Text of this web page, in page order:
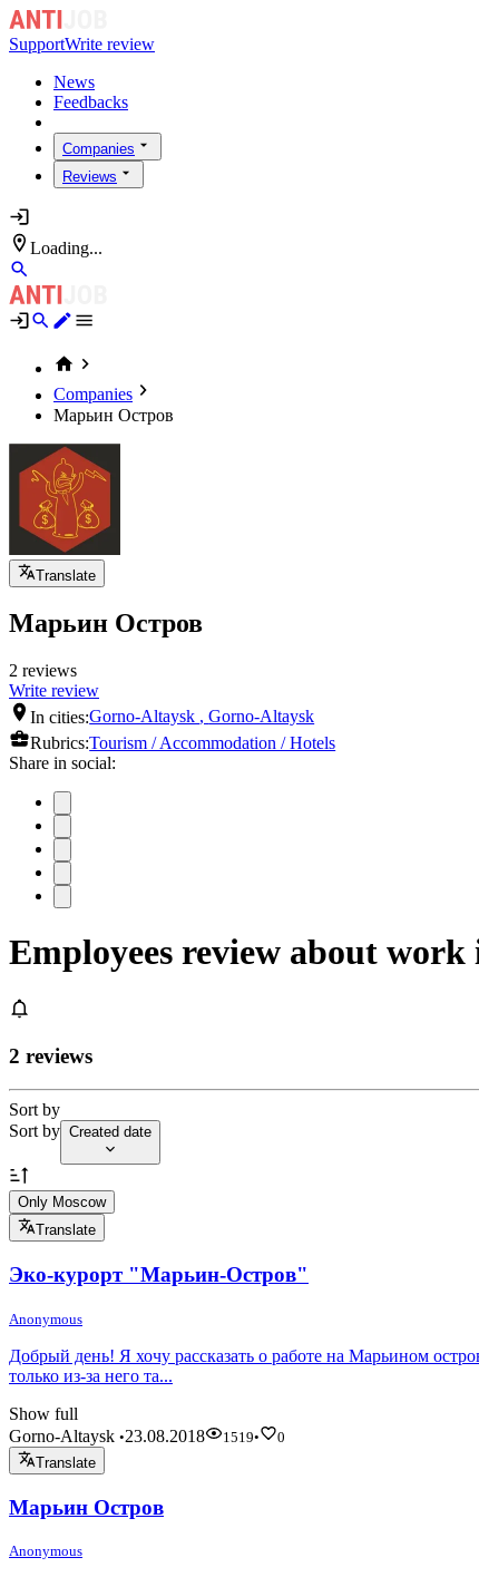
SupportWrite review
News
Feedbacks
Companies
Reviews
Loading...
Companies
Марьин Остров
Translate
Марьин Остров
2 reviews
Write review
In cities:Gorno-Altaysk ,Gorno-Altaysk
Rubrics:Tourism / Accommodation / Hotels
Share in social:
Employees review about
2 reviews
Sort by
Sort by Created date
Only Moscow
Translate
Эко-курорт "Марьин-Остров"
Anonymous
Добрый день! Я хочу рассказать о работе на Марьином
только из-за него та...
Show full
Gorno-Altaysk •23.08.2018 1519•
0
Translate
Марьин Остров
Anonymous